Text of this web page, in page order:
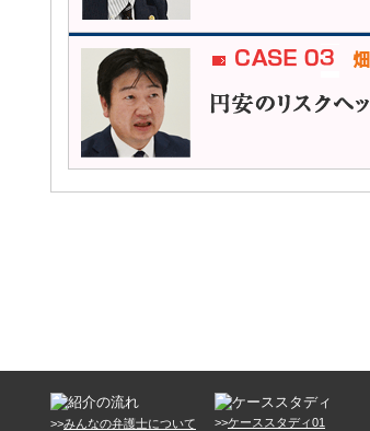
>>みんなの弁護士について >>ケーススタディ01